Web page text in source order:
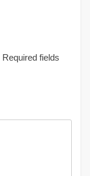
Required fields